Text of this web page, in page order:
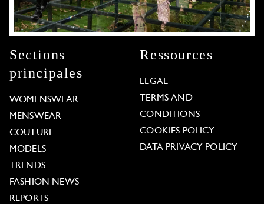
Sections
principales
WOMENSWEAR
MENSWEAR
COUTURE
MODELS
TRENDS
FASHION NEWS
REPORTS
Ressources
LEGAL
TERMS AND
CONDITIONS
COOKIES POLICY
DATA PRIVACY POLICY